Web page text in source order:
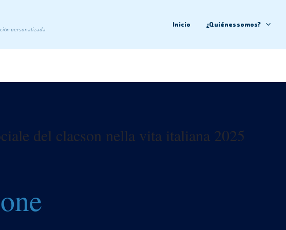
𝘱𝘦𝘳𝘴𝘰𝘯𝘢𝘭𝘪𝘻𝘢𝘥𝘢
Inicio ¿Quiénes somos?
del clacson nella vita italiana 2025